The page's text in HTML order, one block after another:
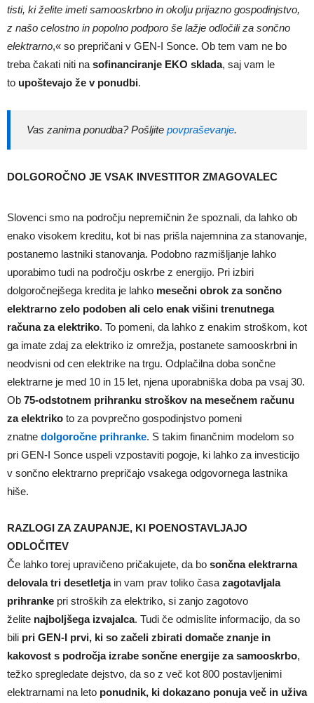
tisti, ki želite imeti samooskrbno in okolju prijazno gospodinjstvo,
z našo celostno in popolno podporo še lažje odločili za sončno
elektrarno,« so prepričani v GEN-I Sonce. Ob tem vam ne bo
treba čakati niti na sofinanciranje EKO sklada, saj vam le
to upoštevajo že v ponudbi.
Vas zanima ponudba? Pošljite povpraševanje.
DOLGOROČNO JE VSAK INVESTITOR ZMAGOVALEC
Slovenci smo na področju nepremičnin že spoznali, da lahko ob
enako visokem kreditu, kot bi nas prišla najemnina za stanovanje,
postanemo lastniki stanovanja. Podobno razmišljanje lahko
uporabimo tudi na področju oskrbe z energijo. Pri izbiri
dolgoročnejšega kredita je lahko mesečni obrok za sončno
elektrarno zelo podoben ali celo enak višini trenutnega
računa za elektriko. To pomeni, da lahko z enakim stroškom, kot
ga imate zdaj za elektriko iz omrežja, postanete samooskrbni in
neodvisni od cen elektrike na trgu. Odplačilna doba sončne
elektrarne je med 10 in 15 let, njena uporabniška doba pa vsaj 30.
Ob 75-odstotnem prihranku stroškov na mesečnem računu
za elektriko to za povprečno gospodinjstvo pomeni
znatne dolgoročne prihranke. S takim finančnim modelom so
pri GEN-I Sonce uspeli vzpostaviti pogoje, ki lahko za investicijo
v sončno elektrarno prepričajo vsakega odgovornega lastnika
hiše.
RAZLOGI ZA ZAUPANJE, KI POENOSTAVLJAJO
ODLOČITEV
Če lahko torej upravičeno pričakujete, da bo sončna elektrarna
delovala tri desetletjain vam prav toliko časa zagotavljala
prihranke pri stroških za elektriko, si zanjo zagotovo
želite najboljšega izvajalca. Tudi če odmislite informacijo, da so
bili pri GEN-I prvi, ki so začeli zbirati domače znanje in
kakovost s področja izrabe sončne energije za samooskrbo,
težko spregledate dejstvo, da so z več kot 800 postavljenimi
elektrarnami na leto ponudnik, ki dokazano ponuja več in uživa